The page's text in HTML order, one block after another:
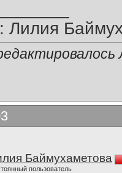
Лилия
Баймухаметова
пользователь